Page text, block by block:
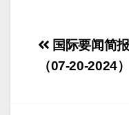
Post
国际要闻简报
（07-20-2024）